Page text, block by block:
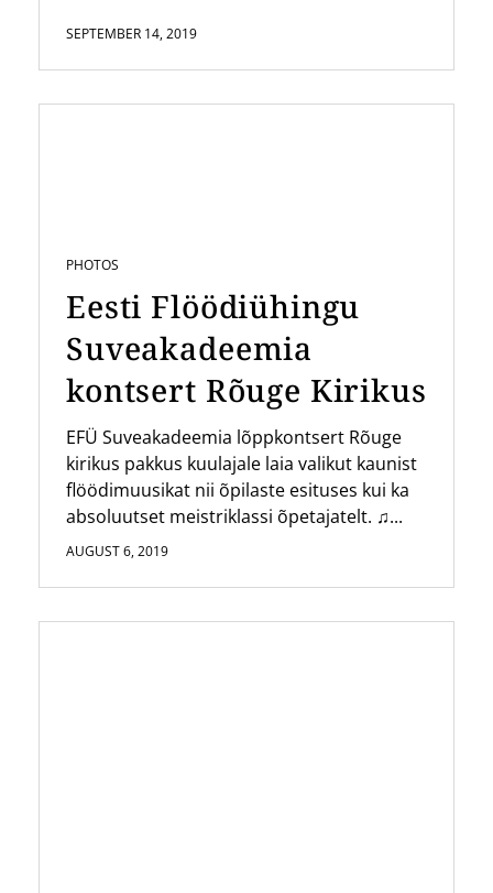
SEPTEMBER 14, 2019
PHOTOS
Eesti Flöödiühingu
Suveakadeemia
kontsert Rõuge Kirikus
EFÜ Suveakadeemia lõppkontsert Rõuge
kirikus pakkus kuulajale laia valikut kaunist
flöödimuusikat nii õpilaste esituses kui ka
absoluutset meistriklassi õpetajatelt. ♫...
AUGUST 6, 2019